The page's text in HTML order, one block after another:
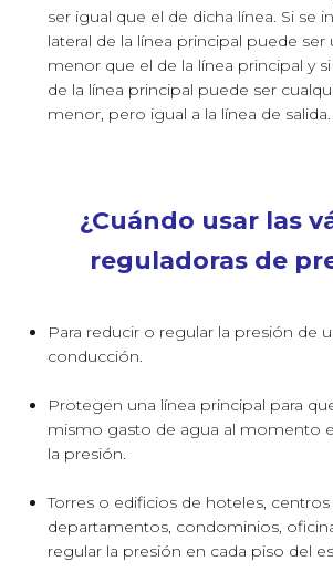
ser igual que el de dicha línea. Si se
lateral de la línea principal puede
menor que el de la línea principal y
de la línea principal puede ser
menor, pero igual a la línea de salida.
¿Cuándo usar las
reguladoras de
Para reducir o regular la presión de
conducción.
Protegen una línea principal para
mismo gasto de agua al momento
la presión.
Torres o edificios de hoteles, centros
departamentos, condominios,
regular la presión en cada piso del